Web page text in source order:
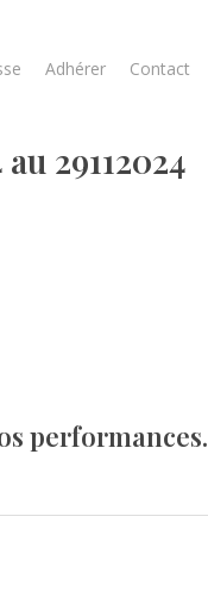
Adhérer Contact
29112024
performances.